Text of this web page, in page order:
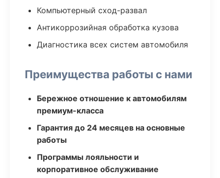
Компьютерный сход-развал
Антикоррозийная обработка кузова
Диагностика всех систем автомобиля
Преимущества работы с нами
Бережное отношение к автомобилям
премиум-класса
Гарантия до 24 месяцев на основные
работы
Программы лояльности и
корпоративное обслуживание